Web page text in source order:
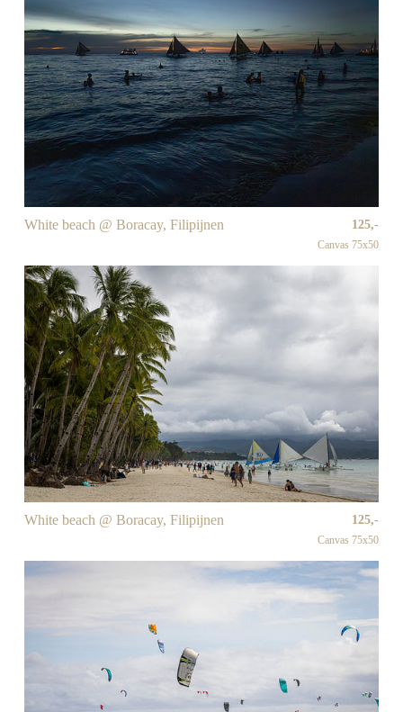
White beach @ Boracay, Filipijnen 125,-
Canvas 75x50
White beach @ Boracay, Filipijnen 125,-
Canvas 75x50